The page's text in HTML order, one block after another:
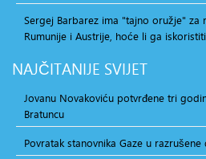
Sergej Barbarez ima "tajno oružje" za
Rumunije i Austrije, hoće li ga
NAJČITANIJE SVIJET
Jovanu Novakoviću potvrđene tri
Bratuncu
Povratak stanovnika Gaze u